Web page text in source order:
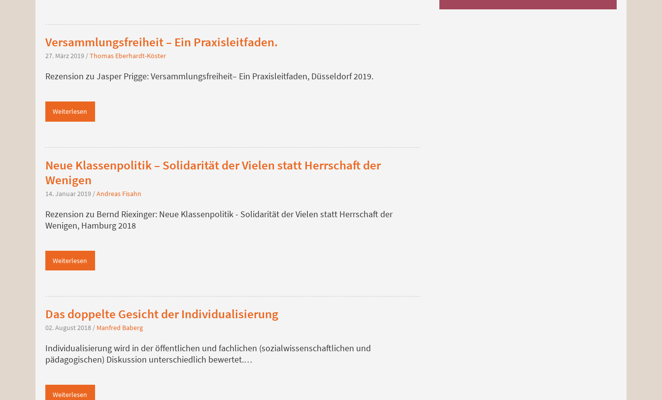
Versammlungsfreiheit – Ein Praxisleitfaden.
27. März 2019 /Thomas Eberhardt-Köster
Rezension zu Jasper Prigge: Versammlungsfreiheit– Ein Praxisleitfaden, Düsseldorf 2019.
Weiterlesen
Neue Klassenpolitik – Solidarität der Vielen statt Herrschaft der
Wenigen
14. Januar 2019 /Andreas Fisahn
Rezension zu Bernd Riexinger: Neue Klassenpolitik - Solidarität der Vielen statt Herrschaft der
Wenigen, Hamburg 2018
Weiterlesen
Das doppelte Gesicht der Individualisierung
02. August 2018 / Manfred Baberg
Individualisierung wird in der öffentlichen und fachlichen (sozialwissenschaftlichen und
pädagogischen) Diskussion unterschiedlich bewertet.…
Weiterlesen